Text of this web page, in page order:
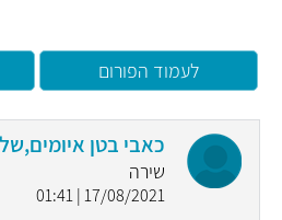
לעמוד הפורום
כאבי בטן
שירה
17/08/2021 | 01:41